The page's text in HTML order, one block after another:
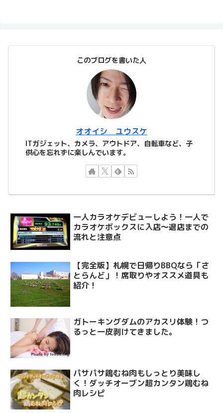
このブログを書いた人
オオイシ ユウスケ
ITガジェット、カメラ、アウトドア、自転車など、子
供心を忘れずに楽しんでいます。
一人カラオケデビューしよう！一人で
カラオケボックスに入店～退店までの
流れと注意点
【完全版】札幌で日帰りBBQなら「さ
とらんど」！席取りやオススメ道具も
紹介！
ガトーキングダムのアカスリ体験！つ
るっと一皮剥けてきました。
パサパサ鶏むね肉もしっとり美味し
く！ダッチオーブン超カンタン鶏むね
肉レシピ